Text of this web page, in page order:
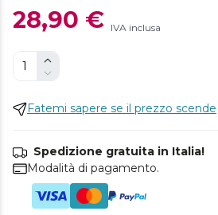
28,90 € IVA inclusa
Fatemi sapere se il prezzo scende
Spedizione gratuita in Italia!
Modalità di pagamento.